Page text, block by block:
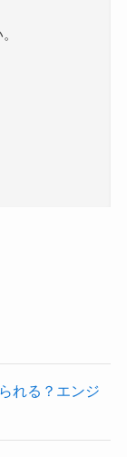
れる？エンジ